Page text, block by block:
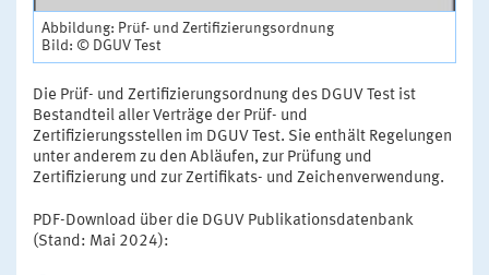
Abbildung: Prüf- und Zertifizierungsordnung
Bild: © DGUV Test
Die Prüf- und Zertifizierungsordnung des DGUV Test ist
Bestandteil aller Verträge der Prüf- und
Zertifizierungsstellen im DGUV Test. Sie enthält Regelungen
unter anderem zu den Abläufen, zur Prüfung und
Zertifizierung und zur Zertifikats- und Zeichenverwendung.
PDF-Download über die DGUV Publikationsdatenbank
(Stand: Mai 2024):